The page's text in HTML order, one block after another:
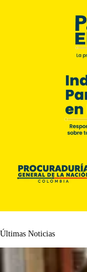
Últimas Noticias